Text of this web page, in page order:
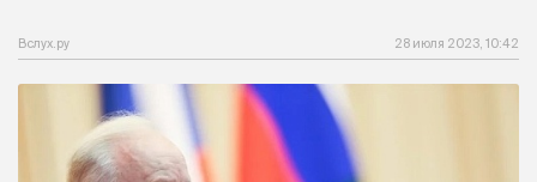
Вслух.ру 28 июля 2023, 10:42